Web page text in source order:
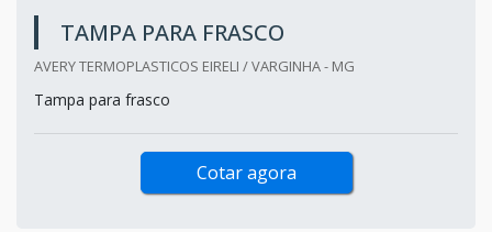
TAMPA PARA FRASCO
AVERY TERMOPLASTICOS EIRELI / VARGINHA - MG
Tampa para frasco
Cotar agora